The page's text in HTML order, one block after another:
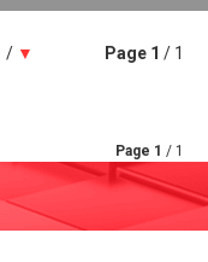
/ ▼ Page 1 / 1
Page 1 / 1